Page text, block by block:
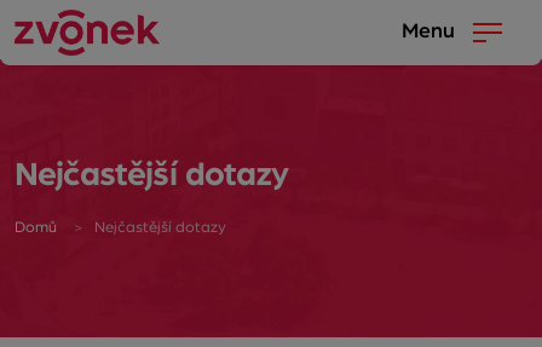
Menu
Nejčastější dotazy
Domů Nejčastější dotazy